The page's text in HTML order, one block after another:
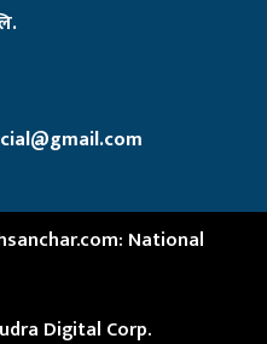
National
Digital Corp.